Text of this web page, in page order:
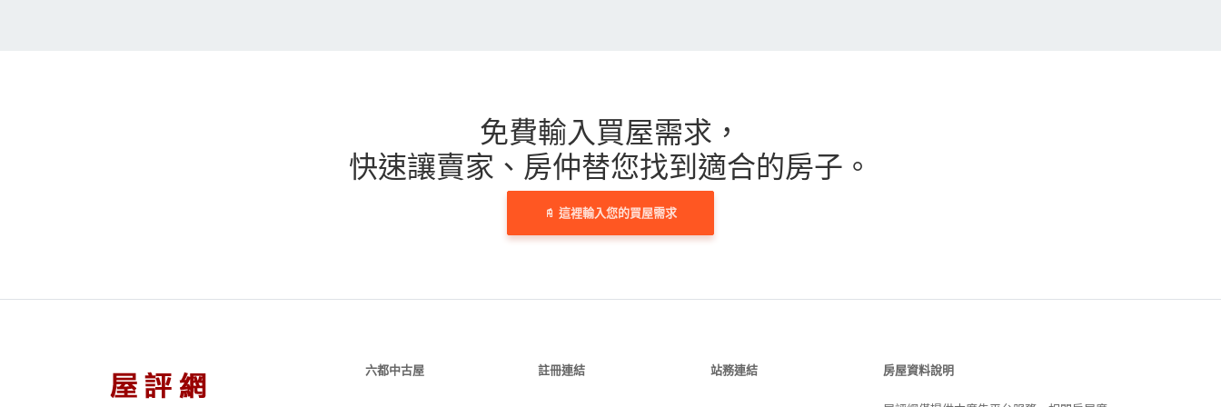
免費輸入買屋需求，
快速讓賣家、房仲替您找到適合的房子。
這裡輸入您的買屋需求
六都中古屋 註冊連結 站務連結 房屋資料說明